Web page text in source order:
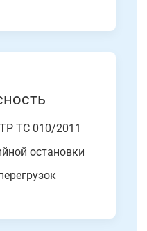
ТС 010/2011
остановки